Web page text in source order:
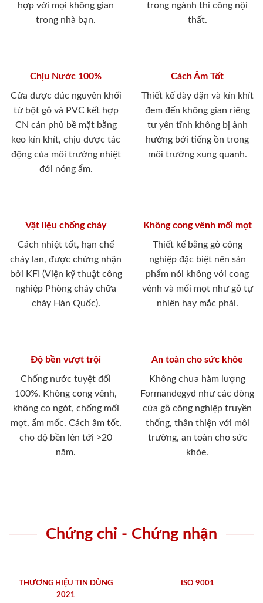
hợp với mọi không gian
trong nhà bạn.
trong ngành thi công nội
thất.
Chịu Nước 100%
Cửa được đúc nguyên khối
từ bột gỗ và PVC kết hợp
CN cán phủ bề mặt bằng
keo kín khít, chịu được tác
động của môi trường nhiệt
đới nóng ẩm.
Cách Âm Tốt
Thiết kế dày dặn và kín khít
đem đến không gian riêng
tư yên tĩnh không bị ảnh
hưởng bới tiếng ồn trong
môi trường xung quanh.
Vật liệu chống cháy
Cách nhiệt tốt, hạn chế
cháy lan, được chứng nhận
bởi KFI (Viện kỹ thuật công
nghiệp Phòng cháy chữa
cháy Hàn Quốc).
Không cong vênh mối mọt
Thiết kế bằng gỗ công
nghiệp đặc biệt nên sản
phẩm nói không với cong
vênh và mối mọt như gỗ tự
nhiên hay mắc phải.
Độ bền vượt trội
Chống nước tuyệt đối
100%. Không cong vênh,
không co ngót, chống mối
mọt, ẩm mốc. Cách âm tốt,
cho độ bền lên tới >20
năm.
An toàn cho sức khỏe
Không chưa hàm lượng
Formandegyd như các dòng
cửa gỗ công nghiệp truyền
thống, thân thiện với môi
trường, an toàn cho sức
khỏe.
Chứng chỉ - Chứng nhận
THƯƠNG HIỆU TIN DÙNG
2021
ISO 9001